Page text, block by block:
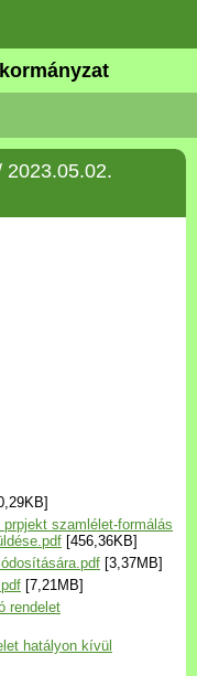
2023.05.02.
szamlélet-formálás
[456,36KB]
[3,37MB]
[7,21MB]
rendelet
hatályon kívül